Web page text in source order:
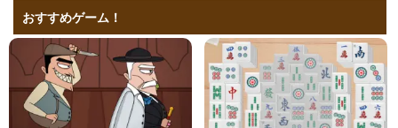
おすすめゲーム！